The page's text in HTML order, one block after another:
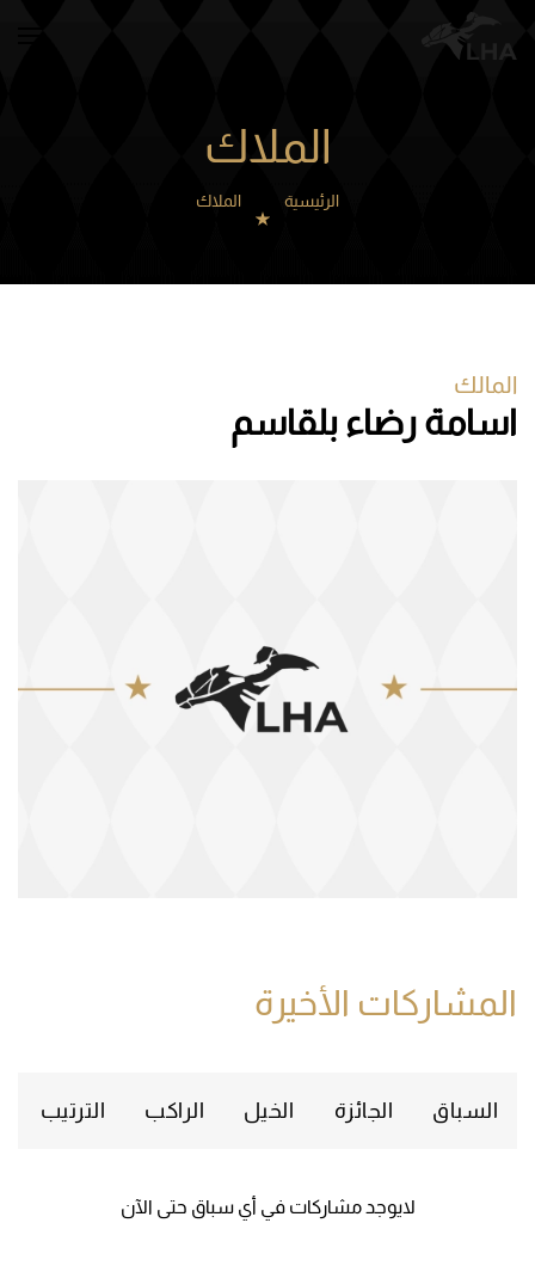
الملاك
الرئيسية الملاك
المالك
اسامة رضاء بلقاسم
المشاركات الأخيرة
السباق الجائزة الخيل الراكب الترتيب
لايوجد مشاركات في أي سباق حتى الآن